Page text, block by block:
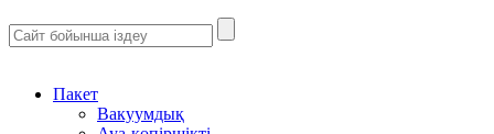
Пакет
Вакуумдық